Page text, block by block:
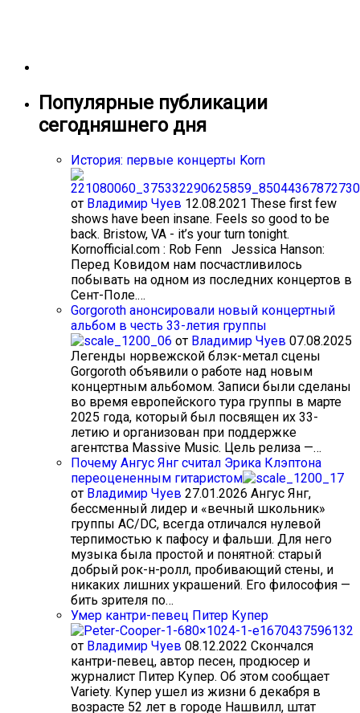
Популярные публикации
сегодняшнего дня
История: первые концерты Korn
от Владимир Чуев 12.08.2021 These first few
shows have been insane. Feels so good to be
back. Bristow, VA - it’s your turn tonight.
Kornofficial.com : Rob Fenn Jessica Hanson:
Перед Ковидом нам посчастливилось
побывать на одном из последних концертов в
Сент-Поле.…
Gorgoroth анонсировали новый концертный
альбом в честь 33-летия группы
от Владимир Чуев 07.08.2025
Легенды норвежской блэк-метал сцены
Gorgoroth объявили о работе над новым
концертным альбомом. Записи были сделаны
во время европейского тура группы в марте
2025 года, который был посвящен их 33-
летию и организован при поддержке
агентства Massive Music. Цель релиза —…
Почему Ангус Янг считал Эрика Клэптона
переоцененным гитаристом
от Владимир Чуев 27.01.2026 Ангус Янг,
бессменный лидер и «вечный школьник»
группы AC/DC, всегда отличался нулевой
терпимостью к пафосу и фальши. Для него
музыка была простой и понятной: старый
добрый рок-н-ролл, пробивающий стены, и
никаких лишних украшений. Его философия —
бить зрителя по…
Умер кантри-певец Питер Купер
от Владимир Чуев 08.12.2022 Скончался
кантри-певец, автор песен, продюсер и
журналист Питер Купер. Об этом сообщает
Variety. Купер ушел из жизни 6 декабря в
возрасте 52 лет в городе Нашвилл, штат